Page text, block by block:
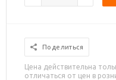
Поделиться
Цена действительна
отличаться от цен в